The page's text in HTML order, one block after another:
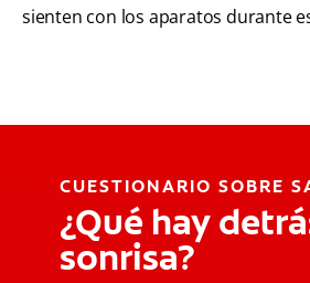
sienten con los aparatos durante
CUESTIONARIO SOBRE
¿Qué hay
sonrisa?